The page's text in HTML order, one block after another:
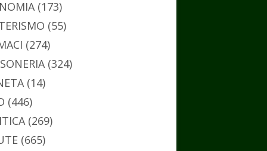
(173)
(55)
(274)
(324)
(14)
(446)
(269)
(665)